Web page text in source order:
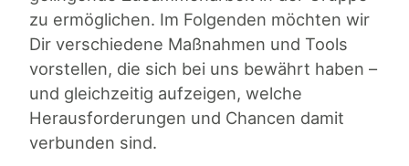
zu ermöglichen. Im Folgenden möchten wir
Dir verschiedene Maßnahmen und Tools
vorstellen, die sich bei uns bewährt haben –
und gleichzeitig aufzeigen, welche
Herausforderungen und Chancen damit
verbunden sind.